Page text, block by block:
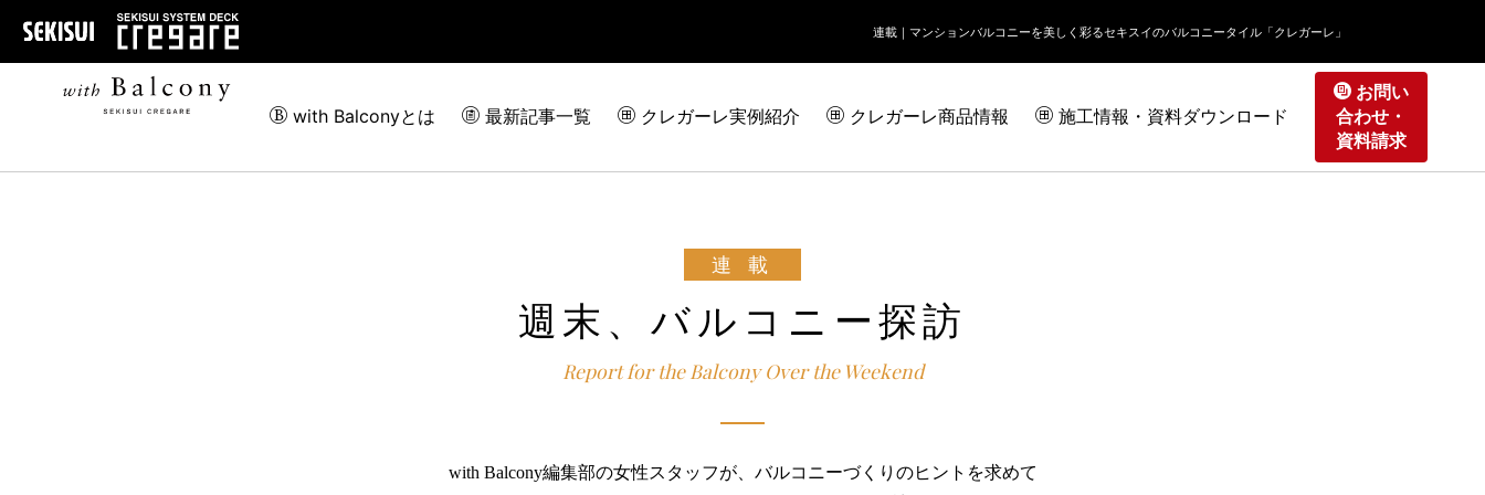
連載｜ マンションバルコニーを美しく彩るセキスイのバルコニータイル「クレガーレ」
with Balconyとは 最新記事一覧 クレガーレ実例紹介 クレガーレ商品情報 施工情報・資料ダウンロード
お問い
合わせ・
資料請求
週末、バルコニー探訪
with Balcony編集部の女性スタッフが、 バルコニーづくりのヒントを求めて